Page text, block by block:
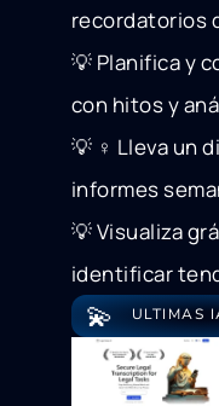
recordatorios
💡 Planifica y
con hitos y
💡 ‍♀️ Lleva un
informes
💡 Visualiza
identificar
💫 ULTIMAS